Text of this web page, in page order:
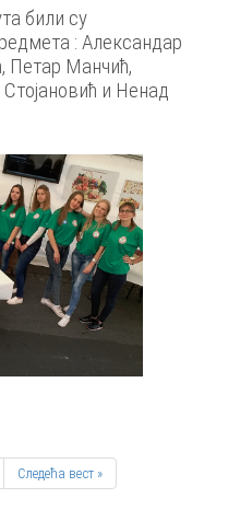
били су
: Александар
Петар Манчић,
и Ненад
Следећа вест »